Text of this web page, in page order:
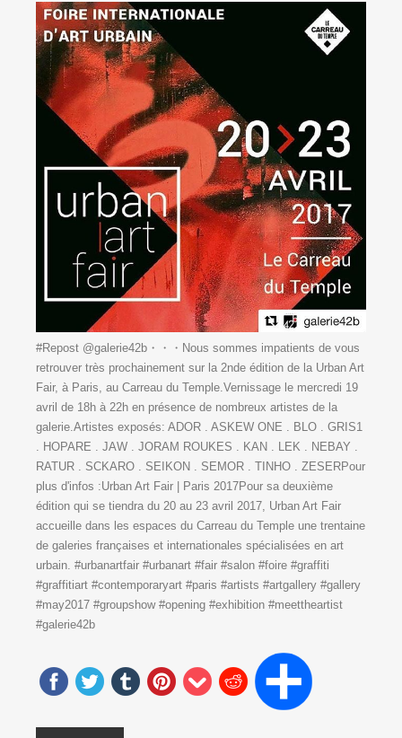
#Repost @galerie42b・・・Nous sommes impatients de vous
retrouver très prochainement sur la 2nde édition de la Urban Art
Fair, à Paris, au Carreau du Temple.Vernissage le mercredi 19
avril de 18h à 22h en présence de nombreux artistes de la
galerie.Artistes exposés: ADOR . ASKEW ONE . BLO . GRIS1
. HOPARE . JAW . JORAM ROUKES . KAN . LEK . NEBAY .
RATUR . SCKARO . SEIKON . SEMOR . TINHO . ZESERPour
plus d'infos :Urban Art Fair | Paris 2017Pour sa deuxième
édition qui se tiendra du 20 au 23 avril 2017, Urban Art Fair
accueille dans les espaces du Carreau du Temple une trentaine
de galeries françaises et internationales spécialisées en art
urbain. #urbanartfair #urbanart #fair #salon #foire #graffiti
#graffitiart #contemporaryart #paris #artists #artgallery #gallery
#may2017 #groupshow #opening #exhibition #meettheartist
#galerie42b